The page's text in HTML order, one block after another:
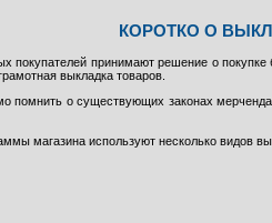
КОРОТКО О
покупателей принимают решение о
выкладка товаров.
помнить о существующих законах
магазина используют несколько видов